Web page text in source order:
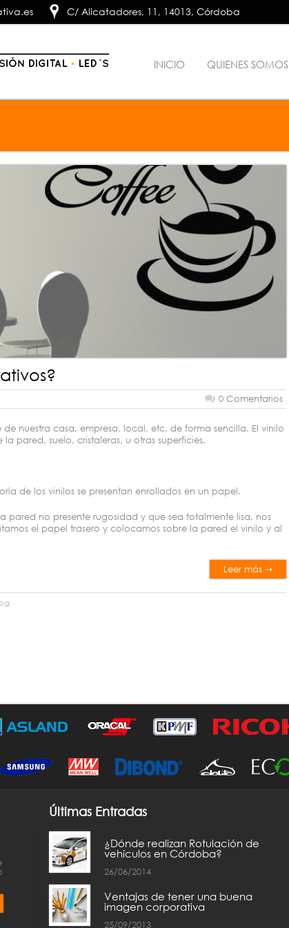
C/ Alicatadores, 11, 14013, Córdoba
INICIO QUIENES SOMOS
0 Comentarios
nuestra casa, empresa, local, etc, de forma sencilla. El vinilo
pared, suelo, cristaleras, u otras superficies.
de los vinilos se presentan enrollados en un papel.
pared no presente rugosidad y que sea totalmente lisa, nos
el papel trasero y colocamos sobre la pared el vinilo y al
Leer más ⇢
Últimas Entradas
¿Dónde realizan Rotulación de
vehículos en Córdoba?
26/06/2014
Ventajas de tener una buena
imagen corporativa
25/09/2013